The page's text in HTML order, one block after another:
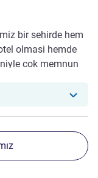
bir sehirde hem
olmasi hemde
cok memnun
şu yoruma yanıt